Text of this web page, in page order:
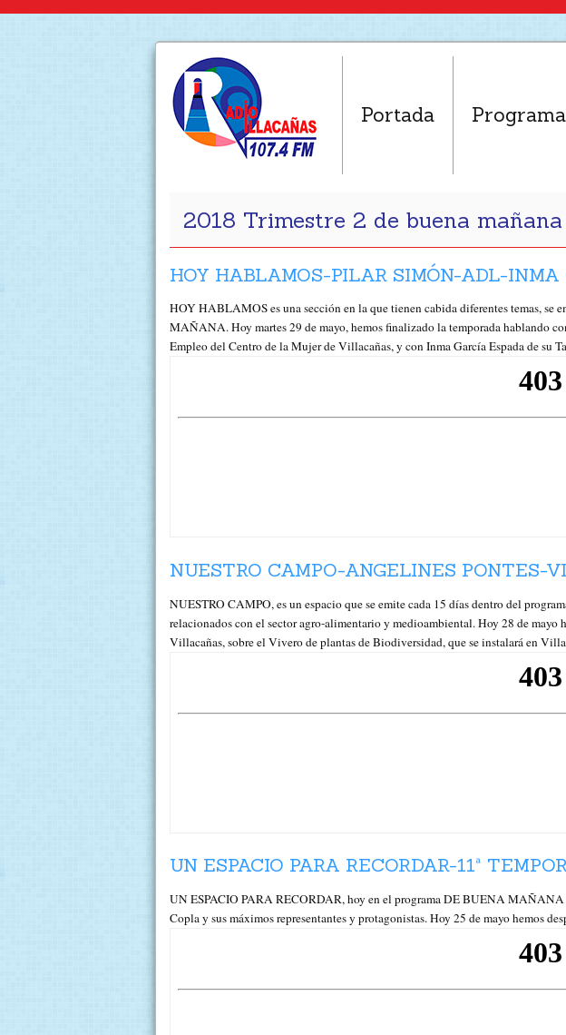
Portada
2018 Trimestre 2 de buena mañana
HOY HABLAMOS-PILAR SIMÓN-ADL-
HOY HABLAMOS es una sección en la que tienen cabida diferentes temas, se
MAÑANA. Hoy martes 29 de mayo, hemos finalizado la temporada hablando
Empleo del Centro de la Mujer de Villacañas, y con Inma García Espada de su
NUESTRO CAMPO-ANGELINES PONTES-
NUESTRO CAMPO, es un espacio que se emite cada 15 días dentro del
relacionados con el sector agro-alimentario y medioambiental. Hoy 28 de
Villacañas, sobre el Vivero de plantas de Biodiversidad, que se instalará en
UN ESPACIO PARA RECORDAR-11ª
UN ESPACIO PARA RECORDAR, hoy en el programa DE BUENA MAÑANA
Copla y sus máximos representantes y protagonistas. Hoy 25 de mayo hemos